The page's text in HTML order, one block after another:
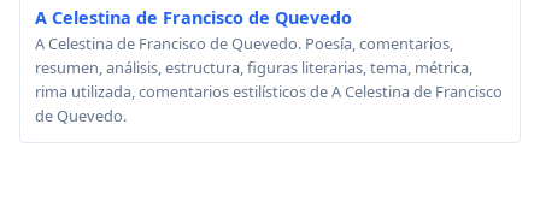
A Celestina de Francisco de Quevedo
A Celestina de Francisco de Quevedo. Poesía, comentarios,
resumen, análisis, estructura, figuras literarias, tema, métrica,
rima utilizada, comentarios estilísticos de A Celestina de Francisco
de Quevedo.